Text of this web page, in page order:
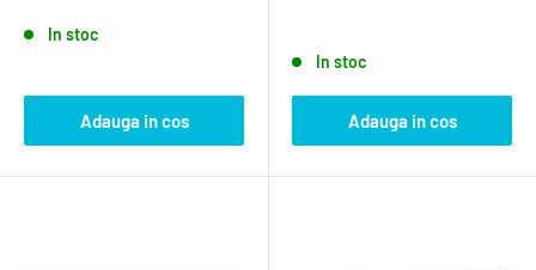
In stoc
Adauga in cos
In stoc
Adauga in cos